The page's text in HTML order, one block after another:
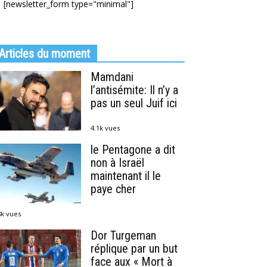
[newsletter_form type="minimal"]
du moment
Mamdani
l’antisémite: Il n’y a
pas un seul Juif ici
4.1k vues
le Pentagone a dit
non à Israël
maintenant il le
paye cher
vues
Dor Turgeman
réplique par un but
face aux « Mort à